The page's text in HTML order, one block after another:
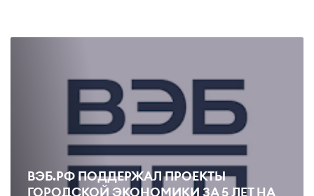
ВЭБ.РФ ПОДДЕРЖАЛ ПРОЕКТЫ
ГОРОДСКОЙ ЭКОНОМИКИ ЗА 5 ЛЕТ НА